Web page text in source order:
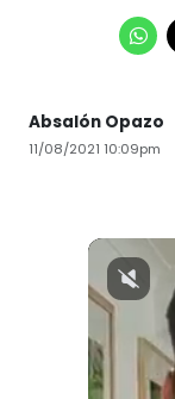
Absalón Opazo
11/08/2021 10:09pm